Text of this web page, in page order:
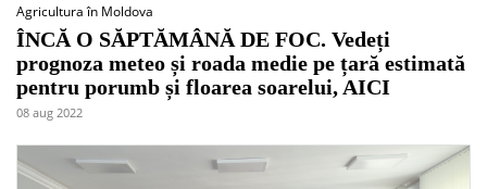
Agricultura în Moldova
ÎNCĂ O SĂPTĂMÂNĂ DE FOC. Vedeți
prognoza meteo și roada medie pe țară estimată
pentru porumb și floarea soarelui, AICI
08 aug 2022